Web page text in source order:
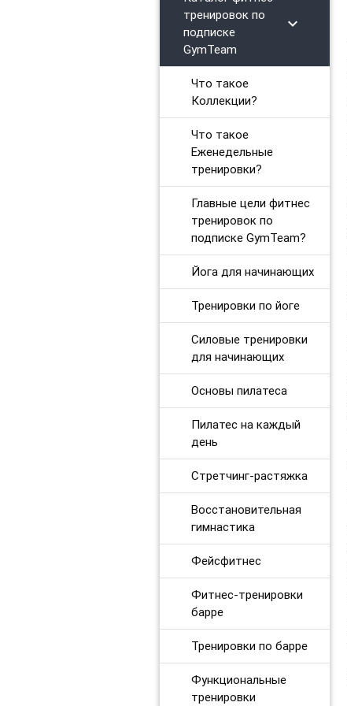
Тренировки при диастазе
Фитнес бокс. Продвинутый уровень
Функциональные тренировки для продвинутых
Интервальные кардиотренировки
Силовые тренировки при ограничениях
Табата для продвинутых
Core 2.0. Продвинутый уровень
Восстановление после силовых тренировок
тренировок по
подписке
GymTeam
chevron_right
Что такое
Коллекции?
Что такое
Еженедельные
тренировки?
Главные цели фитнес
тренировок по
подписке GymTeam?
Йога для начинающих
Тренировки по йоге
Силовые тренировки
для начинающих
Основы пилатеса
Пилатес на каждый
день
Стретчинг-растяжка
Восстановительная
гимнастика
Фейсфитнес
Фитнес-тренировки
барре
Тренировки по барре
Функциональные
тренировки